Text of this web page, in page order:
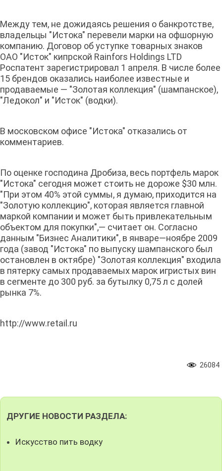
Между тем, не дожидаясь решения о банкротстве,
владельцы "Истока" перевели марки на офшорную
компанию. Договор об уступке товарных знаков
ОАО "Исток" кипрской Rainfors Holdings LTD
Роспатент зарегистрировал 1 апреля. В числе более
15 брендов оказались наиболее известные и
продаваемые — "Золотая коллекция" (шампанское),
"Ледокол" и "Исток" (водки).
В московском офисе "Истока" отказались от
комментариев.
По оценке господина Дробиза, весь портфель марок
"Истока" сегодня может стоить не дороже $30 млн.
"При этом 40% этой суммы, я думаю, приходится на
"Золотую коллекцию", которая является главной
маркой компании и может быть привлекательным
объектом для покупки",— считает он. Согласно
данным "Бизнес Аналитики", в январе—ноябре 2009
года (завод "Истока" по выпуску шампанского был
остановлен в октябре) "Золотая коллекция" входила
в пятерку самых продаваемых марок игристых вин
в сегменте до 300 руб. за бутылку 0,75 л с долей
рынка 7%.
http://www.retail.ru
26084
ДРУГИЕ НОВОСТИ РАЗДЕЛА:
Искусство пить водку